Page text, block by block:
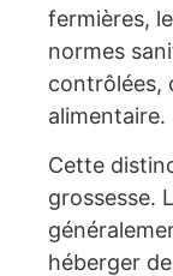
fermières,
normes
contrôlées,
alimentaire.
Cette
grossesse.
héberger